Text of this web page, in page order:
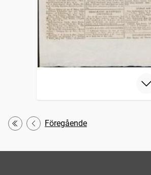
Första
Föregående